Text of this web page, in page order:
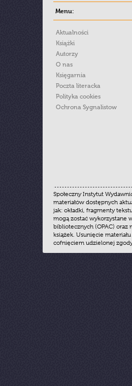
Menu:
Aktualności
Książki
Autorzy
O nas
Księgarnia
Poczta literacka
Polityka cookies
Ochrona Sygnalistow
Społeczny Instytut
materiałów dostępnych
jak: okładki, fragmenty
mogą zostać wykorzystane
bibliotecznych (OPAC) oraz
książek. Usunięcie
cofnięciem udzielonej